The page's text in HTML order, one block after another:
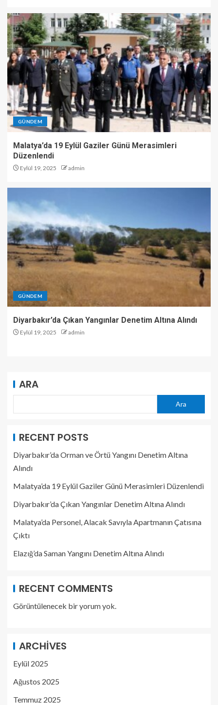
GÜNDEM
Malatya’da 19 Eylül Gaziler Günü Merasimleri
Düzenlendi
Eylül 19, 2025 admin
GÜNDEM
Diyarbakır’da Çıkan Yangınlar Denetim Altına Alındı
Eylül 19, 2025 admin
ARA
Ara
RECENT POSTS
Diyarbakır’da Orman ve Örtü Yangını Denetim Altına
Alındı
Malatya’da 19 Eylül Gaziler Günü Merasimleri Düzenlendi
Diyarbakır’da Çıkan Yangınlar Denetim Altına Alındı
Malatya’da Personel, Alacak Savıyla Apartmanın Çatısına
Çıktı
Elazığ’da Saman Yangını Denetim Altına Alındı
RECENT COMMENTS
Görüntülenecek bir yorum yok.
ARCHIVES
Eylül 2025
Ağustos 2025
Temmuz 2025